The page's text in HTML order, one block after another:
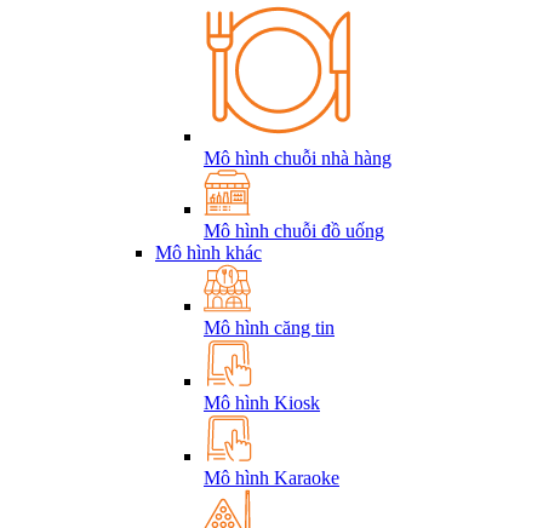
Mô hình chuỗi nhà hàng
Mô hình chuỗi đồ uống
Mô hình khác
Mô hình căng tin
Mô hình Kiosk
Mô hình Karaoke